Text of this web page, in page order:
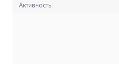
Активность